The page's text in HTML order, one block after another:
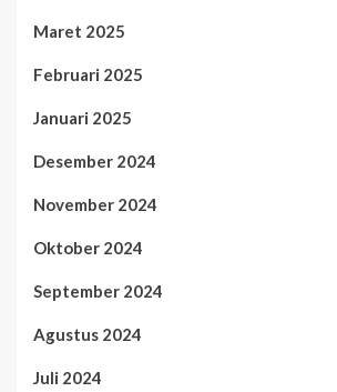
Maret 2025
Februari 2025
Januari 2025
Desember 2024
November 2024
Oktober 2024
September 2024
Agustus 2024
Juli 2024